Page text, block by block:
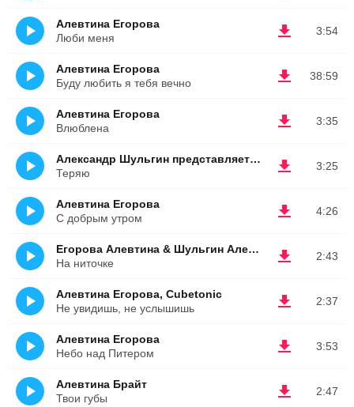
3:54
Алевтина Егорова
Люби меня
38:59
Алевтина Егорова
Буду любить я тебя вечно
3:35
Алевтина Егорова
Влюблена
3:25
Александр Шульгин представляет Алевтину Егорову
Теряю
4:26
Алевтина Егорова
С добрым утром
2:43
Егорова Алевтина & Шульгин Александр
На ниточке
2:37
Алевтина Егорова, Cubetonic
Не увидишь, не услышишь
3:53
Алевтина Егорова
Небо над Питером
2:47
Алевтина Брайт
Твои губы